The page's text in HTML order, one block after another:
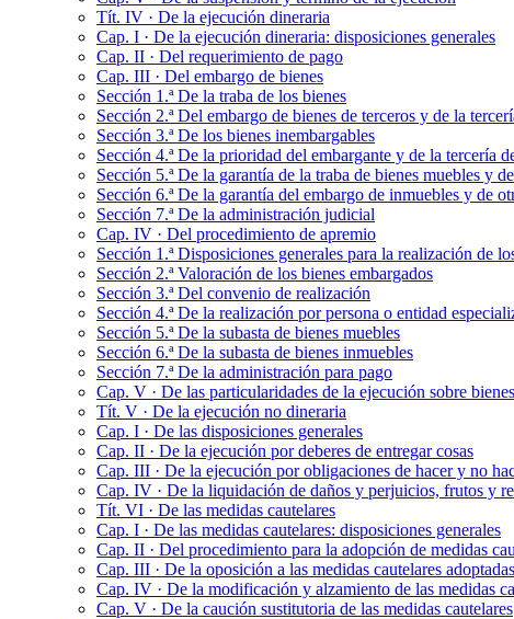
Tít. IV · De la ejecución dineraria
Cap. I · De la ejecución dineraria: disposiciones generales
Cap. II · Del requerimiento de pago
Cap. III · Del embargo de bienes
Sección 1.ª De la traba de los bienes
Sección 2.ª Del embargo de bienes de terceros y de la
Sección 3.ª De los bienes inembargables
Sección 4.ª De la prioridad del embargante y de la tercería
Sección 5.ª De la garantía de la traba de bienes muebles y
Sección 6.ª De la garantía del embargo de inmuebles y de
Sección 7.ª De la administración judicial
Cap. IV · Del procedimiento de apremio
Sección 1.ª Disposiciones generales para la realización de
Sección 2.ª Valoración de los bienes embargados
Sección 3.ª Del convenio de realización
Sección 4.ª De la realización por persona o entidad
Sección 5.ª De la subasta de bienes muebles
Sección 6.ª De la subasta de bienes inmuebles
Sección 7.ª De la administración para pago
Cap. V · De las particularidades de la ejecución sobre
Tít. V · De la ejecución no dineraria
Cap. I · De las disposiciones generales
Cap. II · De la ejecución por deberes de entregar cosas
Cap. III · De la ejecución por obligaciones de hacer y no
Cap. IV · De la liquidación de daños y perjuicios, frutos y
Tít. VI · De las medidas cautelares
Cap. I · De las medidas cautelares: disposiciones generales
Cap. II · Del procedimiento para la adopción de medidas
Cap. III · De la oposición a las medidas cautelares
Cap. IV · De la modificación y alzamiento de las medidas
Cap. V · De la caución sustitutoria de las medidas cautelares